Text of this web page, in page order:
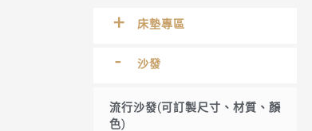
床墊專區
沙發
流行沙發(可訂製尺寸、材質、顏
色)